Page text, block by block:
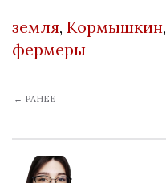
земля, Кормышкин,
фермеры
← РАНЕЕ